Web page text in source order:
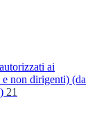
ai
non dirigenti) (da
21